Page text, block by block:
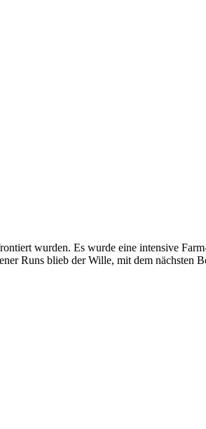
wurden. Es wurde eine intensive
Runs blieb der Wille, mit dem nächsten